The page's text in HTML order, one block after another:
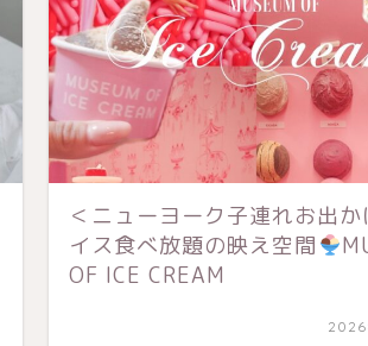
＜ニューヨーク子連れお出か
イス食べ放題の映え空間
OF ICE CREAM
2026